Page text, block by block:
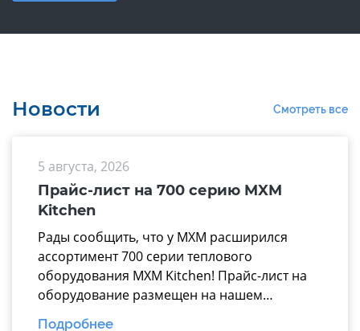
Новости Смотреть все
5 августа, 2026
Прайс-лист на 700 серию MXM
Kitchen
Рады сообщить, что у МХМ расширился
ассортимент 700 серии теплового
оборудования MXM Kitchen! Прайс-лист на
оборудование размещен на нашем
официальном сайте mariholod.com в
Подробнее